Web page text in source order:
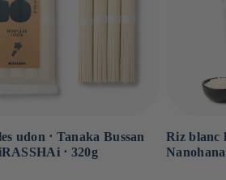
udon ⋅ Tanaka Bussan
⋅ 320g
Riz blanc